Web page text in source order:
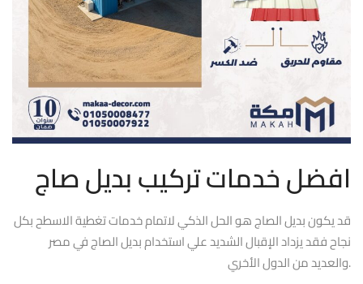
افضل خدمات تركيب بديل صاج
قد يكون بديل الصاج هو الحل الذكي لاتمام خدمات تغطية الاسطح بكل
نجاح فقد يزداد الإقبال الشديد علي استخدام بديل الصاج في مصر
والعديد من الدول الأخري.